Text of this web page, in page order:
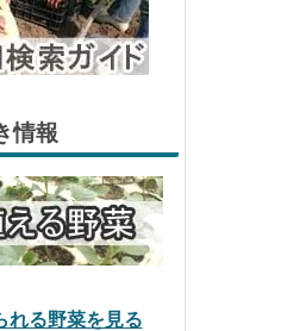
情報
れる野菜を見る